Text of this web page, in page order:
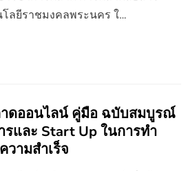
ลยีราชมงคลพระนคร ใ…
ดออนไลน์ คู่มือ ฉบับสมบูรณ์
รและ Start Up ในการทำ
วามสำเร็จ